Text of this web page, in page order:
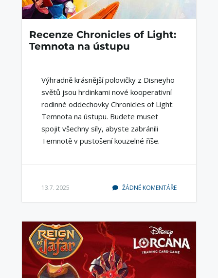
Recenze Chronicles of Light:
Temnota na ústupu
Výhradně krásnější polovičky z Disneyho
světů jsou hrdinkami nové kooperativní
rodinné oddechovky Chronicles of Light:
Temnota na ústupu. Budete muset
spojit všechny síly, abyste zabránili
Temnotě v pustošení kouzelné říše.
13.7. 2025 ŽÁDNÉ KOMENTÁŘE